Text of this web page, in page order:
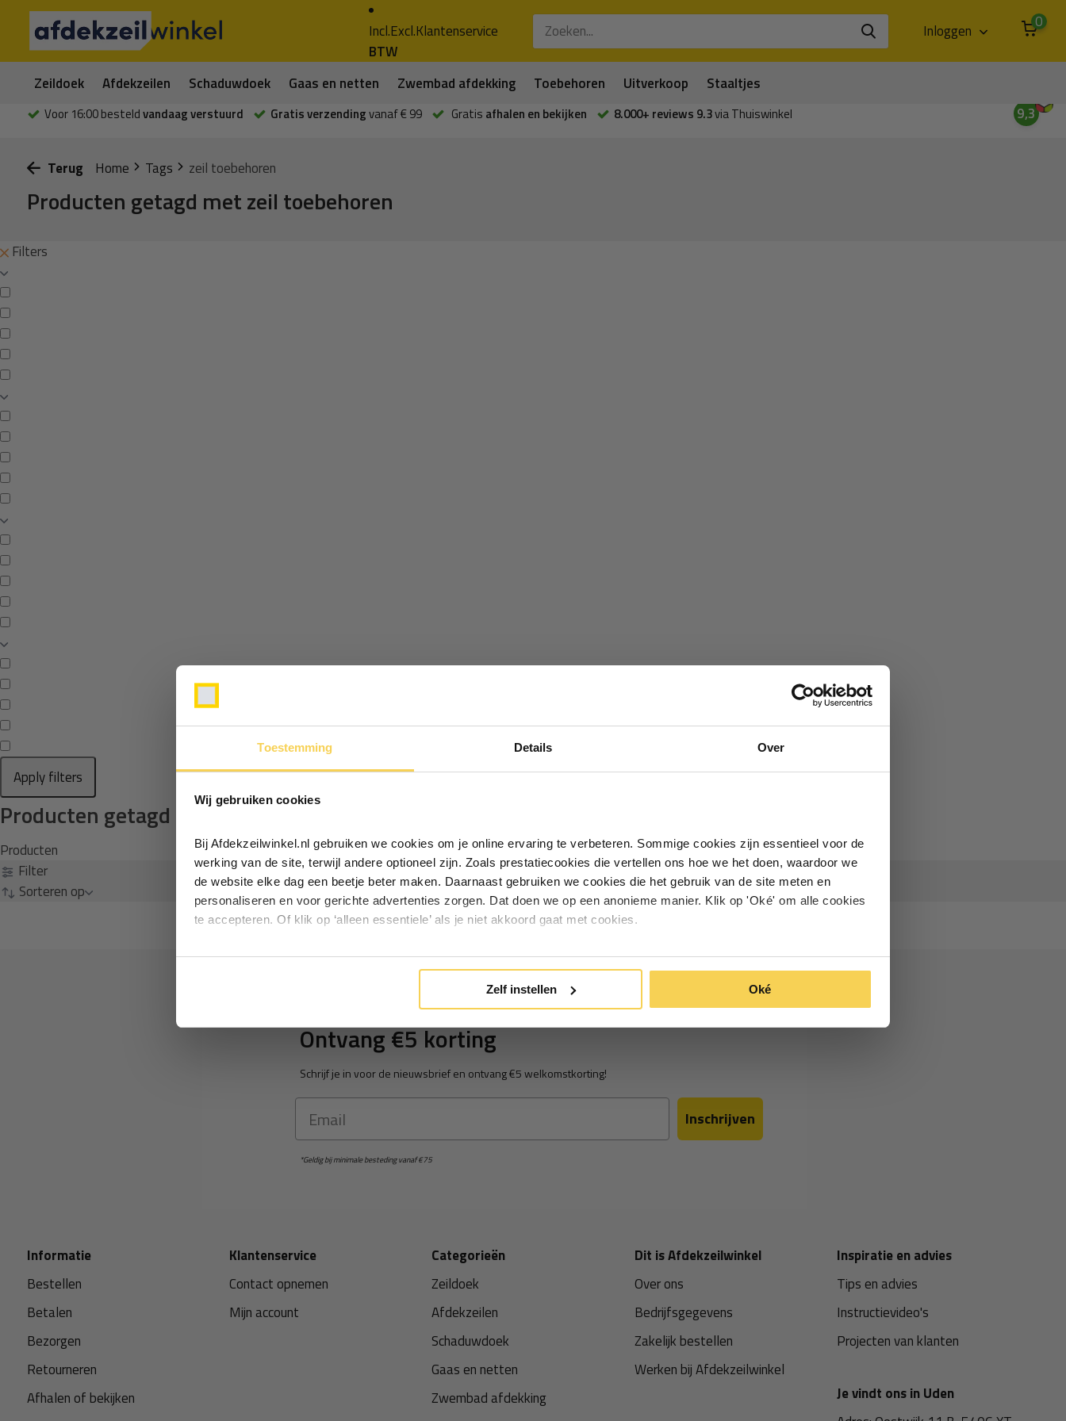
Toestemming Details Over
Wij gebruiken cookies
Bij Afdekzeilwinkel.nl gebruiken we cookies om je online ervaring te verbeteren. Sommige cookies zijn essentieel voor de
werking van de site, terwijl andere optioneel zijn. Zoals prestatiecookies die vertellen ons hoe we het doen, waardoor we
de website elke dag een beetje beter maken. Daarnaast gebruiken we cookies die het gebruik van de site meten en
personaliseren en voor gerichte advertenties zorgen. Dat doen we op een anonieme manier. Klik op 'Oké' om alle cookies
te accepteren. Of klik op ‘alleen essentiele’ als je niet akkoord gaat met cookies.
Zelf instellen Oké
Incl.Excl.
BTW
Klantenservice Inloggen 0
Zeildoek Afdekzeilen Schaduwdoek Gaas en netten Zwembad afdekking Toebehoren Uitverkoop Staaltjes
Voor 16:00 besteldvandaag verstuurd Gratis verzendingvanaf € 99 Gratis afhalen en bekijken 8.000+ reviews 9.3via Thuiswinkel 9,3
Terug Home Tags zeil toebehoren
Producten getagd met zeil toebehoren
Filters
Apply filters
Producten getagd met zeil toebehoren
Producten
Filter
Sorteren op
Ontvang €5 korting
Schrijf je in voor de nieuwsbrief en ontvang €5 welkomstkorting!
Email Inschrijven
*Geldig bij minimale besteding vanaf €75
Informatie
Bestellen
Betalen
Bezorgen
Retourneren
Afhalen of bekijken
Klantenservice
Contact opnemen
Mijn account
Categorieën
Zeildoek
Afdekzeilen
Schaduwdoek
Gaas en netten
Zwembad afdekking
Dit is Afdekzeilwinkel
Over ons
Bedrijfsgegevens
Zakelijk bestellen
Werken bij Afdekzeilwinkel
Inspiratie en advies
Tips en advies
Instructievideo's
Projecten van klanten
Je vindt ons in Uden
Ontvang €5,- korting!
ontvang €5,- welkomstkorting!
Particulier Zakelijk
Inschrijven